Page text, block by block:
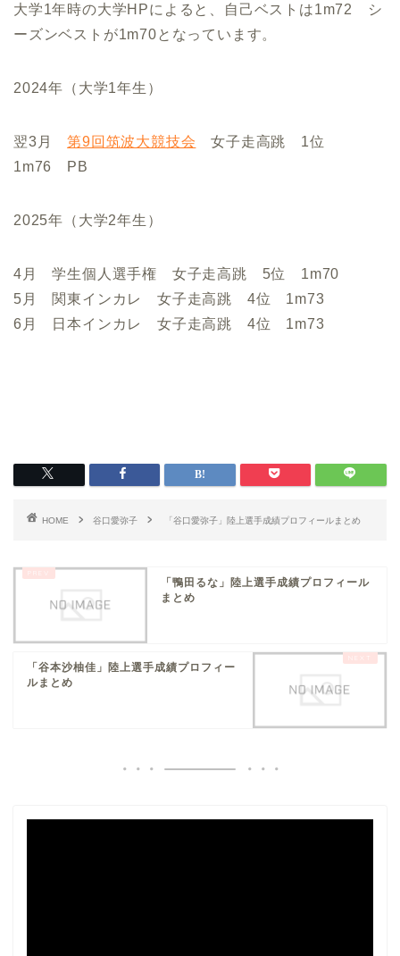
大学1年時の大学HPによると、自己ベストは1m72 シ
ーズンベストが1m70となっています。
2024年（大学1年生）
翌3月第9回筑波大競技会 女子走高跳 1位
1m76 PB
2025年（大学2年生）
4月 学生個人選手権 女子走高跳 5位 1m70
5月 関東インカレ 女子走高跳 4位 1m73
6月 日本インカレ 女子走高跳 4位 1m73
HOME 谷口愛弥子 「谷口愛弥子」陸上選手成績プロフィールまとめ
「鴨田るな」陸上選手成績プロフィール
まとめ
「谷本沙柚佳」陸上選手成績プロフィー
ルまとめ